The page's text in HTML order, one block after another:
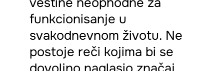
funkcionisanje u
svakodnevnom životu. Ne
postoje reči kojima bi se